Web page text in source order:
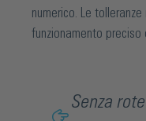
numerico. Le
funzionamento preciso
Senza